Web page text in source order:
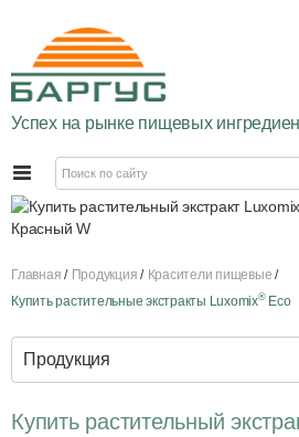
Успех на рынке пищевых
Главная Продукция
Красители пищевые
Купить растительные экстракты Luxomix®Eco
Продукция
Купить растительный